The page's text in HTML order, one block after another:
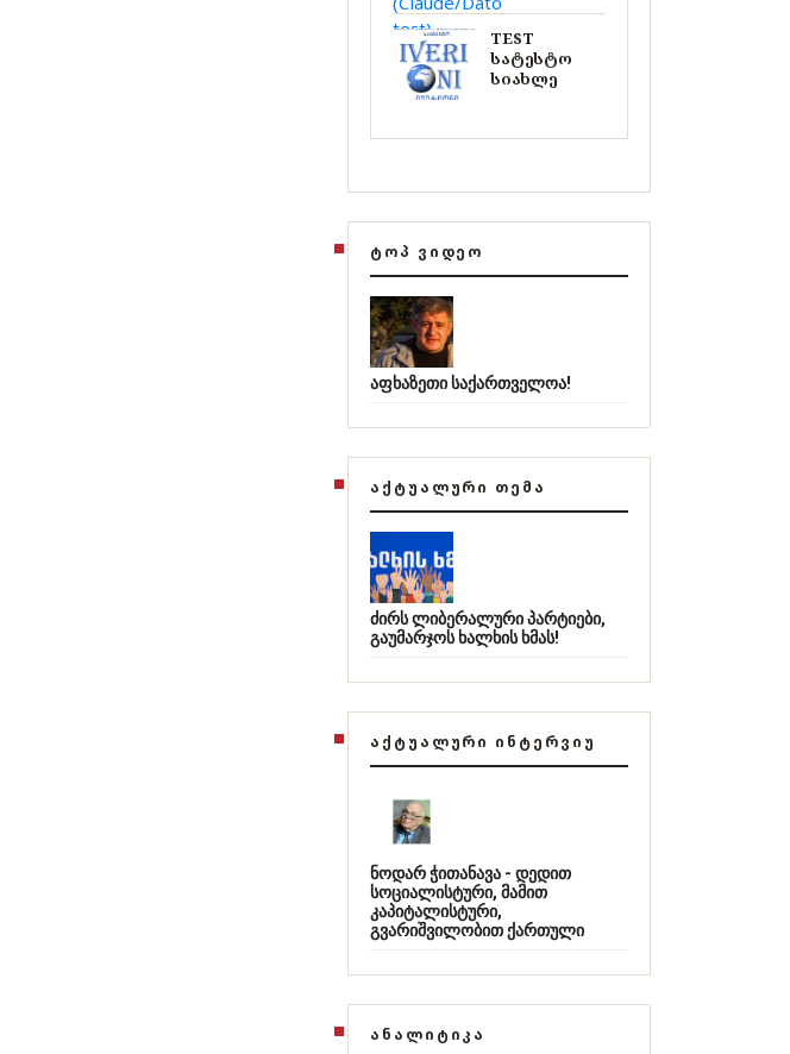
TEST
სატესტო
სიახლე
ᲢᲝᲞ ᲕᲘᲓᲔᲝ
აფხაზეთი საქართველოა!
ᲐᲥᲢᲣᲐᲚᲣᲠᲘ ᲗᲔᲛᲐ
ძირს ლიბერალური პარტიები,
გაუმარჯოს ხალხის ხმას!
ᲐᲥᲢᲣᲐᲚᲣᲠᲘ ᲘᲜᲢᲔᲠᲕᲘᲣ
ნოდარ ჭითანავა - დედით
სოციალისტური, მამით
კაპიტალისტური,
გვარიშვილობით ქართული
ᲐᲜᲐᲚᲘᲢᲘᲙᲐ